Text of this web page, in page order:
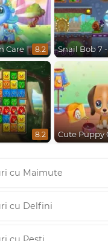
Care 8.2
8.2 Cute Puppy
cu Maimute
cu Delfini